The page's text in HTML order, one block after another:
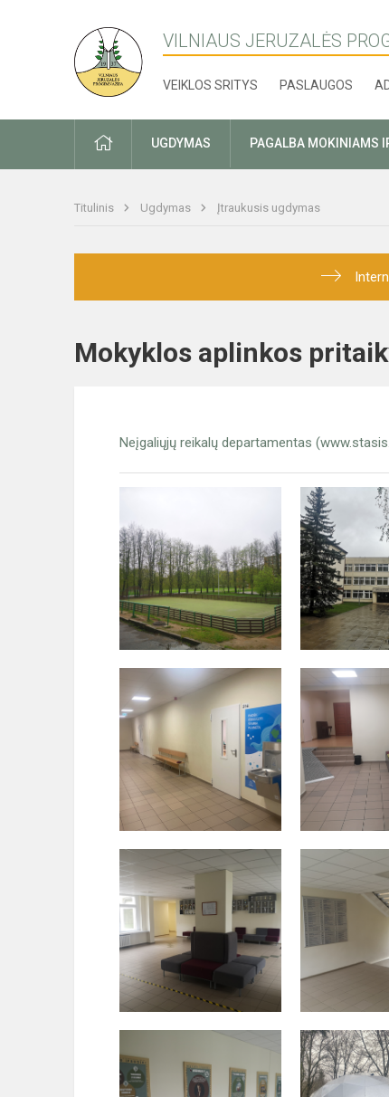
VILNIAUS JERUZALĖS
VEIKLOS SRITYS PASLAUGOS
PRADŽIAUGDYMAS PAGALBA MOKINIAMS
Titulinis Ugdymas Įtraukusis ugdymas
Mokyklos aplinkos
Neįgaliųjų reikalų departamentas